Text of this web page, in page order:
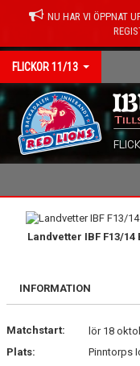
NU HAR VI ÖPPNAT
FLICKOR 11/13
HEM
SPELARE/LEDARE
MATCHER
Landvetter IBF F13/14
INFORMATION
Matchstart:
lör 18
Plats:
Pinntorps